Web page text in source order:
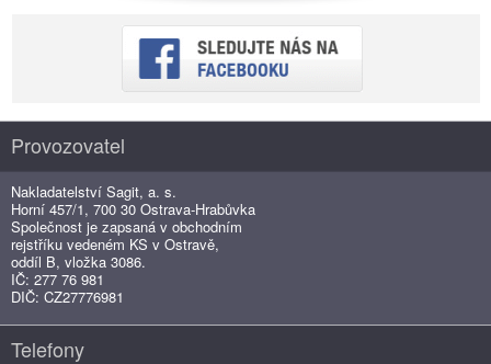
Provozovatel
Nakladatelství Sagit, a. s.
Horní 457/1, 700 30 Ostrava-Hrabůvka
Společnost je zapsaná v obchodním
rejstříku vedeném KS v Ostravě,
oddíl B, vložka 3086.
IČ: 277 76 981
DIČ: CZ27776981
Telefony